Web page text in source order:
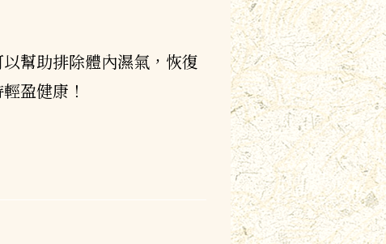
幫助排除體內濕氣，恢復
盈健康！